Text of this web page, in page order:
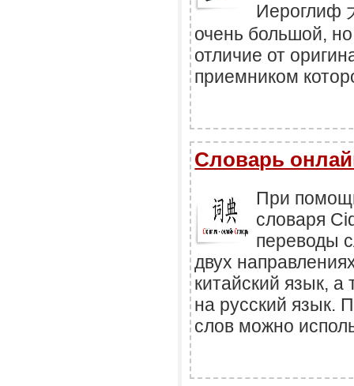
Иероглиф
очень большой,
отличие от
приемником
Словарь
При
словаря
переводы
двух
китайский язык, а
на русский язык.
слов можно